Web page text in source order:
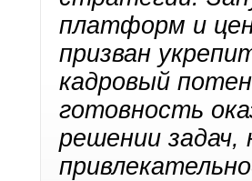
платформ и
призван
кадровый
готовность
решении